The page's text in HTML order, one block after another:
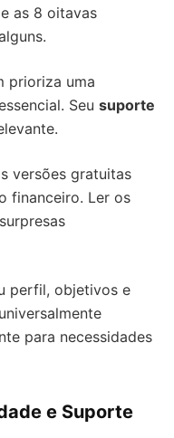
as 8 oitavas
prioriza uma
Seu suporte
versões gratuitas
financeiro. Ler os
perfil, objetivos e
para necessidades
e Suporte